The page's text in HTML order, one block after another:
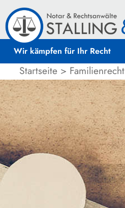
Wir kämpfen für Ihr Recht
Startseite > Familienrecht